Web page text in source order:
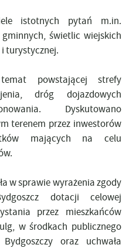
istotnych pytań m.in.
świetlic wiejskich
turystycznej.
temat powstającej strefy
dróg dojazdowych
Dyskutowano
terenem przez inwestorów
mających na celu
w sprawie wyrażenia zgody
dotacji celowej
przez mieszkańców
w środkach publicznego
oraz uchwała